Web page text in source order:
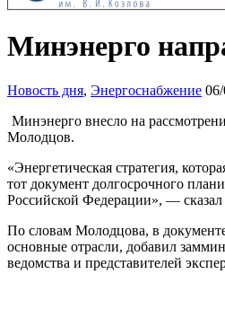
Минэнерго
Новость дня, Энергоснабжение
Минэнерго внесло на
Молодцов.
«Энергетическая стратегия,
тот документ долгосрочного
Российской Федерации», — сказал
По словам Молодцова, в
основные отрасли, добавил
ведомства и представителей